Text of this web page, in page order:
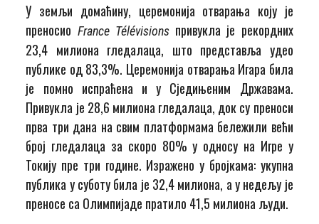
У земљи домаћину, церемонија отварања коју је
преносио France Télévisionsпривукла је рекордних
23,4 милиона гледалаца, што представља удео
публике од 83,3%. Церемонија отварања Игара била
је помно испраћена и у Сједињеним Државама.
Привукла је 28,6 милиона гледалаца, док су преноси
прва три дана на свим платформама бележили већи
број гледалаца за скоро 80% у односу на Игре у
Токију пре три године. Изражено у бројкама: укупна
публика у суботу била је 32,4 милиона, а у недељу је
преносе са Олимпијаде пратило 41,5 милиона људи.